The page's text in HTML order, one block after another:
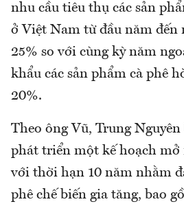
nhu cầu tiêu thụ các sản
ở Việt Nam từ đầu năm đến
25% so với cùng kỳ năm
khẩu các sản phẩm cà phê
20%.
Theo ông Vũ, Trung
phát triển một kế hoạch mở
với thời hạn 10 năm nhằm
phê chế biến gia tăng, bao